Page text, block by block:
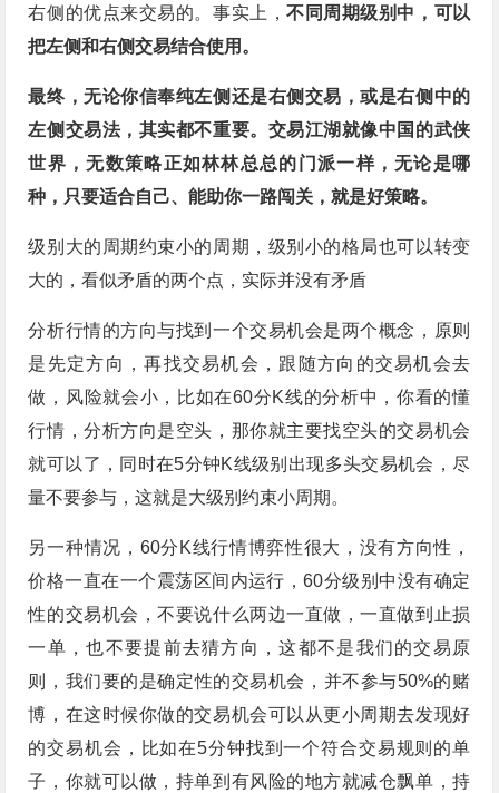
右侧的优点来交易的。事实上，不同周期级别中，可以
把左侧和右侧交易结合使用。
最终，无论你信奉纯左侧还是右侧交易，或是右侧中的
左侧交易法，其实都不重要。交易江湖就像中国的武侠
世界，无数策略正如林林总总的门派一样，无论是哪
种，只要适合自己、能助你一路闯关，就是好策略。
级别大的周期约束小的周期，级别小的格局也可以转变
大的，看似矛盾的两个点，实际并没有矛盾
分析行情的方向与找到一个交易机会是两个概念，原则
是先定方向，再找交易机会，跟随方向的交易机会去
做，风险就会小，比如在60分K线的分析中，你看的懂
行情，分析方向是空头，那你就主要找空头的交易机会
就可以了，同时在5分钟K线级别出现多头交易机会，尽
量不要参与，这就是大级别约束小周期。
另一种情况，60分K线行情博弈性很大，没有方向性，
价格一直在一个震荡区间内运行，60分级别中没有确定
性的交易机会，不要说什么两边一直做，一直做到止损
一单，也不要提前去猜方向，这都不是我们的交易原
则，我们要的是确定性的交易机会，并不参与50%的赌
博，在这时候你做的交易机会可以从更小周期去发现好
的交易机会，比如在5分钟找到一个符合交易规则的单
子，你就可以做，持单到有风险的地方就减仓飘单，持